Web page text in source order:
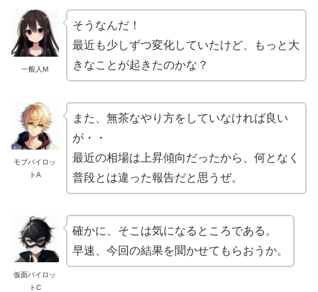
一般人M
そうなんだ！
最近も少しずつ変化していたけど、もっと大
きなことが起きたのかな？
モブパイロッ
トA
また、無茶なやり方をしていなければ良い
が・・
最近の相場は上昇傾向だったから、何となく
普段とは違った報告だと思うぜ。
仮面パイロッ
トC
確かに、そこは気になるところである。
早速、今回の結果を聞かせてもらおうか。